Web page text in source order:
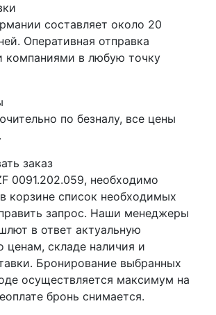
составляет около 20
Оперативная отправка
компаниями в любую точку
по безналу, все цены
заказ
0091.202.059, необходимо
корзине список необходимых
запрос. Наши менеджеры
в ответ актуальную
складе наличия и
Бронирование выбранных
осуществляется максимум на
бронь снимается.